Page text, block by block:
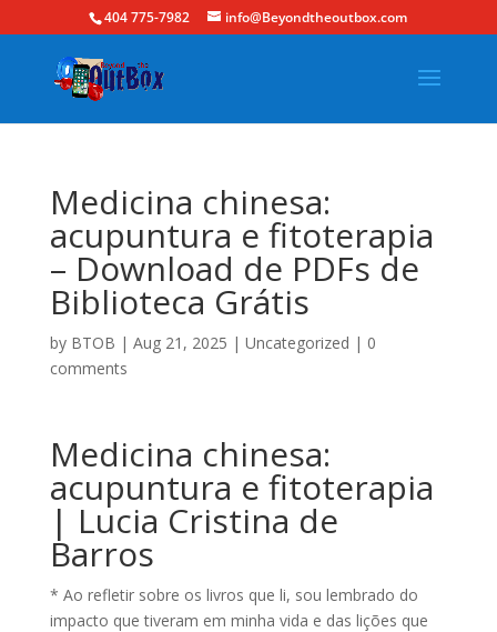
404 775-7982 info@Beyondtheoutbox.com
Medicina chinesa:
acupuntura e fitoterapia
– Download de PDFs de
Biblioteca Grátis
by BTOB | Aug 21, 2025 | Uncategorized | 0
comments
Medicina chinesa:
acupuntura e fitoterapia
| Lucia Cristina de
Barros
* Ao refletir sobre os livros que li, sou lembrado do
impacto que tiveram em minha vida e das lições que